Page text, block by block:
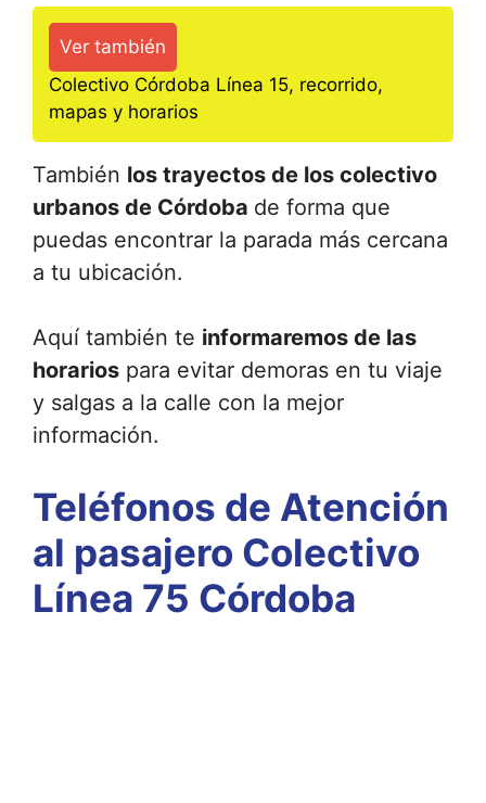
Ver también
Colectivo Córdoba Línea 15, recorrido,
mapas y horarios
También los trayectos de los colectivo
urbanos de Córdoba de forma que
puedas encontrar la parada más cercana
a tu ubicación.
Aquí también te informaremos de las
horarios para evitar demoras en tu viaje
y salgas a la calle con la mejor
información.
Teléfonos de Atención
al pasajero Colectivo
Línea 75 Córdoba